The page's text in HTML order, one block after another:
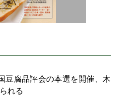
豆腐品評会の本選を開催、木
れる